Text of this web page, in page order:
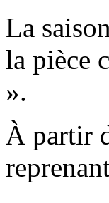
La
la pièce
».
À partir